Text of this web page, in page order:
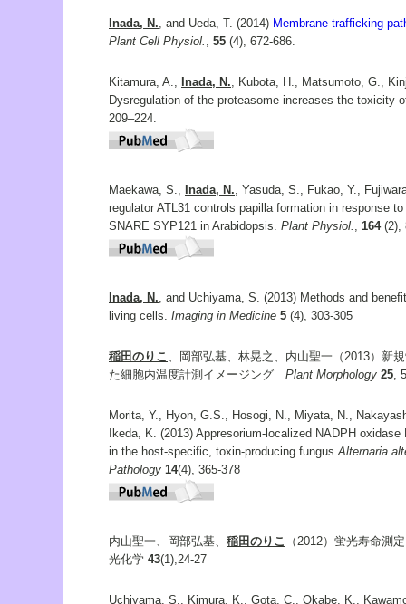
Inada, N., and Ueda, T. (2014) Membrane trafficking
Plant Cell Physiol. , 55 (4), 672-686.
Kitamura, A., Inada, N., Kubota, H., Matsumoto, G.,
Dysregulation of the proteasome increases the toxicity
209–224.
Maekawa, S., Inada, N., Yasuda, S., Fukao, Y.,
regulator ATL31 controls papilla formation in response
SNARE SYP121 in Arabidopsis. Plant Physiol. , 164(2),
Inada, N., and Uchiyama, S. (2013) Methods and
living cells. Imaging in Medicine 5 (4), 303-305
稲田のりこ 、岡部弘基、林晃之、内山聖一（2013）新
た細胞内温度計測イメージング Plant Morphology 25,
Morita, Y., Hyon, G.S., Hosogi, N., Miyata, N.,
Ikeda, K. (2013) Appresorium-localized NADPH
in the host-specific, toxin-producing fungusAlternaria
Pathology 14(4), 365-378
内山聖一、岡部弘基、 稲田のりこ
（2012）蛍光寿命測
光化学 43(1),24-27
Uchiyama, S., Kimura, K., Gota, C., Okabe, K.,